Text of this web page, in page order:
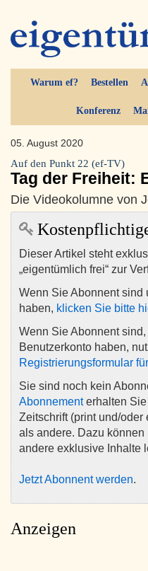
Warum ef? Bestellen
Konferenz
05. August 2020
Auf den Punkt 22 (ef-TV)
Tag der Freiheit:
Die Videokolumne von
Dieser Artikel steht
„eigentümlich frei“ zur
Wenn Sie Abonnent sind
haben, klicken Sie bitte
Wenn Sie Abonnent
Benutzerkonto haben,
Registrierungsformular
Sie sind noch kein
Abonnementerhalten Sie
Zeitschrift (print und/
als andere. Dazu
andere exklusive Inhalte
Jetzt Abonnent werden.
Anzeigen